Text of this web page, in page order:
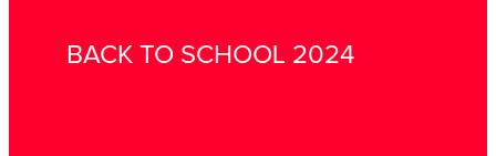
BACK TO SCHOOL 2024